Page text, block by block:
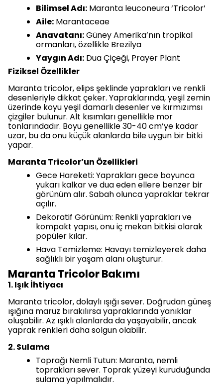
Bilimsel Adı: Maranta leuconeura ‘Tricolor’
Aile: Marantaceae
Anavatanı:Güney Amerika’nın tropikal
ormanları, özellikle Brezilya
Yaygın Adı: Dua Çiçeği, Prayer Plant
Fiziksel Özellikler
Maranta tricolor, elips şeklinde yaprakları ve renkli
desenleriyle dikkat çeker. Yapraklarında, yeşil zemin
üzerinde koyu yeşil damarlı desenler ve kırmızımsı
çizgiler bulunur. Alt kısımları genellikle mor
tonlarındadır. Boyu genellikle 30-40 cm’ye kadar
uzar, bu da onu küçük alanlarda bile uygun bir bitki
yapar.
Maranta Tricolor’un Özellikleri
Gece Hareketi: Yaprakları gece boyunca
yukarı kalkar ve dua eden ellere benzer bir
görünüm alır. Sabah olunca yapraklar tekrar
açılır.
Dekoratif Görünüm: Renkli yaprakları ve
kompakt yapısı, onu iç mekan bitkisi olarak
popüler kılar.
Hava Temizleme: Havayı temizleyerek daha
sağlıklı bir yaşam alanı oluşturur.
Maranta Tricolor Bakımı
1. Işık İhtiyacı
Maranta tricolor, dolaylı ışığı sever. Doğrudan güneş
ışığına maruz bırakılırsa yapraklarında yanıklar
oluşabilir. Az ışıklı alanlarda da yaşayabilir, ancak
yaprak renkleri daha solgun olabilir.
2. Sulama
Toprağı Nemli Tutun: Maranta, nemli
toprakları sever. Toprak yüzeyi kuruduğunda
sulama yapılmalıdır.